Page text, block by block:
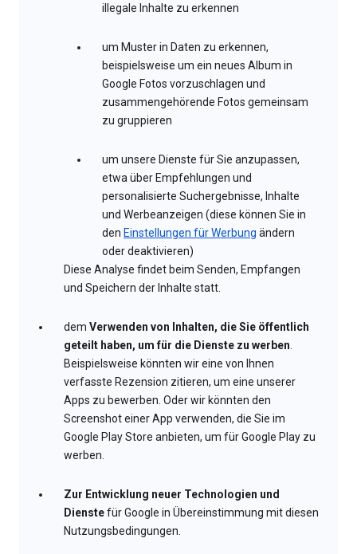
illegale Inhalte zu erkennen
um Muster in Daten zu erkennen,
beispielsweise um ein neues Album in
Google Fotos vorzuschlagen und
zusammengehörende Fotos gemeinsam
zu gruppieren
um unsere Dienste für Sie anzupassen,
etwa über Empfehlungen und
personalisierte Suchergebnisse, Inhalte
und Werbeanzeigen (diese können Sie in
den Einstellungen für Werbung ändern
oder deaktivieren)
Diese Analyse findet beim Senden, Empfangen
und Speichern der Inhalte statt.
dem Verwenden von Inhalten, die Sie öffentlich
geteilt haben, um für die Dienste zu werben.
Beispielsweise könnten wir eine von Ihnen
verfasste Rezension zitieren, um eine unserer
Apps zu bewerben. Oder wir könnten den
Screenshot einer App verwenden, die Sie im
Google Play Store anbieten, um für Google Play zu
werben.
Zur Entwicklung neuer Technologien und
Dienstefür Google in Übereinstimmung mit diesen
Nutzungsbedingungen.